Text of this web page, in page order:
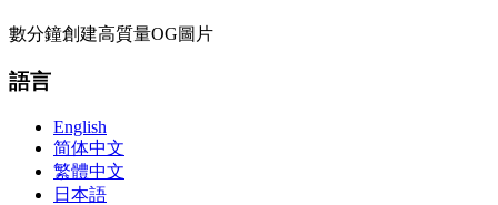
數分鐘創建高質量OG圖片
語言
English
简体中文
繁體中文
日本語